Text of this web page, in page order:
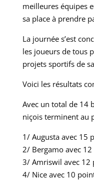
meilleures équipes
sa place à prendre
La journée s’est
les joueurs de tous
projets sportifs de
Voici les résultats
Avec un total de 14
niçois terminent au
1/ Augusta avec 15
2/ Bergamo avec
3/ Amriswil avec 12
4/ Nice avec 10